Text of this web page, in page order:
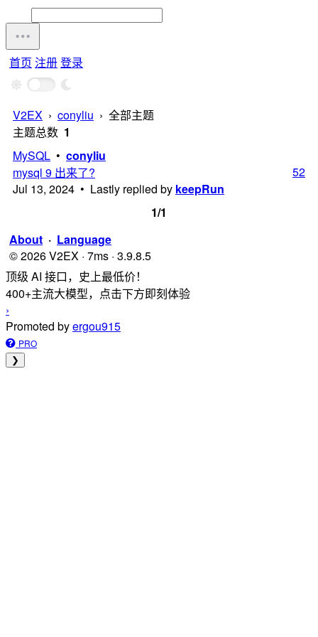
首页 注册登录
V2EX › conyliu › 全部主题
主题总数 1
MySQL • conyliu
mysql 9 出来了?
Jul 13, 2024 • Lastly replied by keepRun
52
1/1
About · Language
© 2026 V2EX · 7ms · 3.9.8.5
顶级 AI 接口，史上最低价！
400+主流大模型，点击下方即刻体验
›
Promoted byergou915
PRO
❯